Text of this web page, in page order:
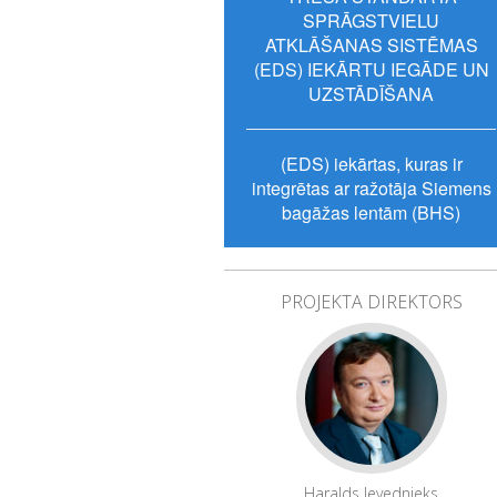
SPRĀGSTVIELU
ATKLĀŠANAS SISTĒMAS
(EDS) IEKĀRTU IEGĀDE UN
UZSTĀDĪŠANA
(EDS) iekārtas, kuras ir
integrētas ar ražotāja Siemens
bagāžas lentām (BHS)
PROJEKTA DIREKTORS